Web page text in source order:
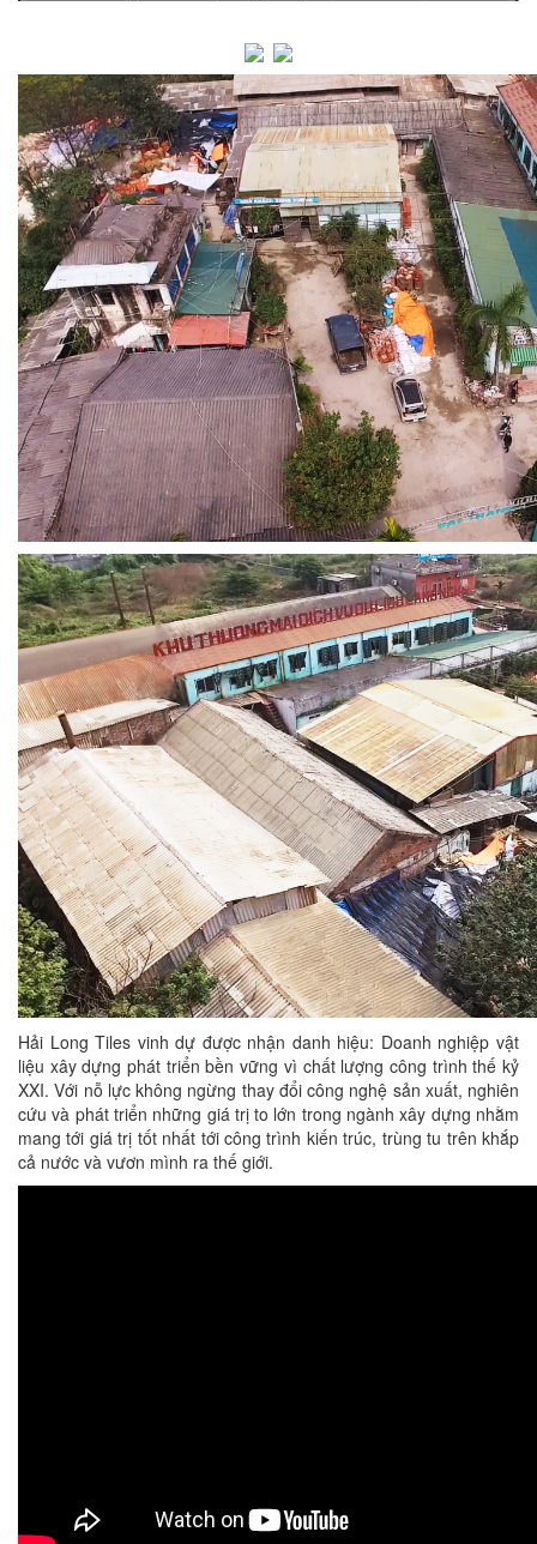
Hải Long Tiles vinh dự được nhận danh hiệu: Doanh nghiệp vật
liệu xây dựng phát triển bền vững vì chất lượng công trình thế kỷ
XXI. Với nỗ lực không ngừng thay đổi công nghệ sản xuất, nghiên
cứu và phát triển những giá trị to lớn trong ngành xây dựng nhằm
mang tới giá trị tốt nhất tới công trình kiến trúc, trùng tu trên khắp
cả nước và vươn mình ra thế giới.